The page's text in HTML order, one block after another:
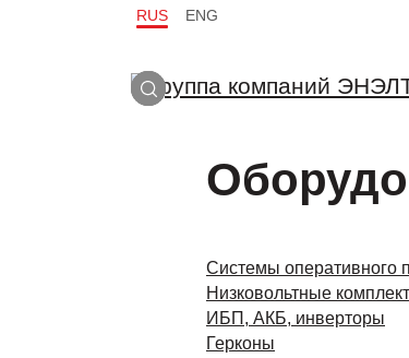
RUS ENG
Системы оперативного
Низковольтные
ИБП, АКБ, инверторы
Герконы